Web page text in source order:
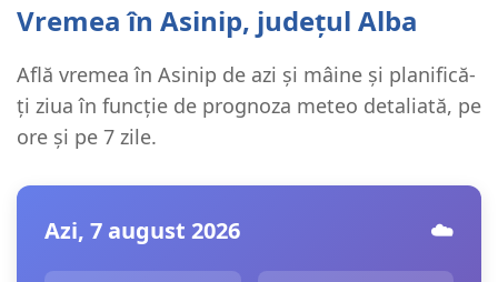
Vremea în Asinip, județul Alba
Află vremea în Asinip de azi și mâine și planifică-
ți ziua în funcție de prognoza meteo detaliată, pe
ore și pe 7 zile.
Azi, 7 august 2026 ☁️